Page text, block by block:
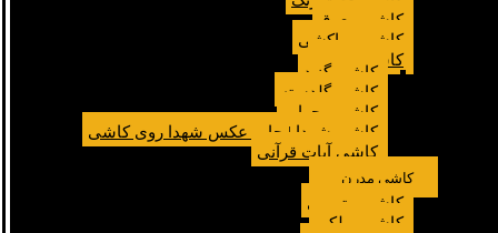
کاشی معرق
کاشی مراکشی
کاشی مسجد
کاشی گنبد
کاشی گلدسته
کاشی محراب
کاشی شهدا | چاپ عکس شهدا روی کاشی
کاشی آیات قرآنی
کاشی مدرن
کاشی مترویی
کاشی پولکی